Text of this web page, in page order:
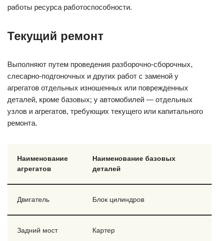
работы ресурса работоспособности.
Текущий ремонт
Выполняют путем проведения разборочно-сборочных,
слесарно-подгоночных и других работ с заменой у
агрегатов отдельных изношенных или поврежденных
деталей, кроме базовых; у автомобилей — отдельных
узлов и агрегатов, требующих текущего или капитального
ремонта.
Наименование
агрегатов
Наименование базовых
деталей
Двигатель Блок цилиндров
Задний мост Картер